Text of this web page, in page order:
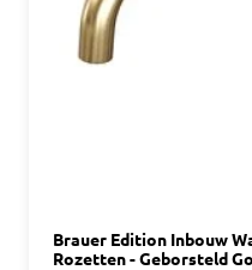
Brauer Edition Inbouw
Rozetten - Geborsteld